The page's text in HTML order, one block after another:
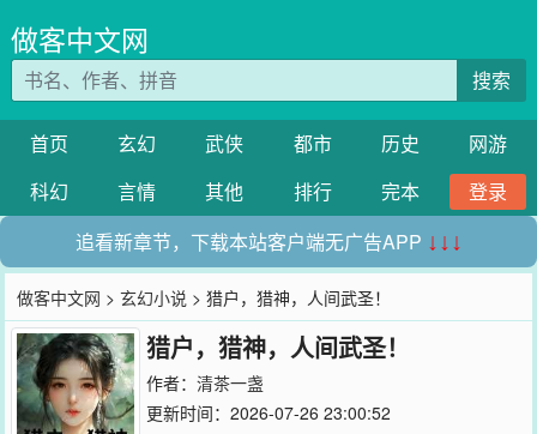
做客中文网
搜索
首页 玄幻 武侠 都市 历史
网游
科幻
言情 其他 排行 完本
登录
追看新章节，下载本站客户端无广告APP ↓↓↓
做客中文网 >玄幻小说 > 猎户，猎神，人间武圣！
猎户，猎神，人间武圣！
作者： 清茶一盏
更新时间：2026-07-26 23:00:52